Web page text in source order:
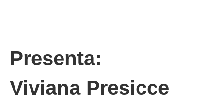
Presenta:
Viviana Presicce